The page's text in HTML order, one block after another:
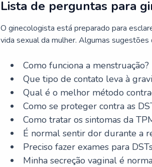
Lista de perguntas para
O ginecologista está preparado para
vida sexual da mulher. Algumas
Como funciona a menstruação?
Que tipo de contato leva à
Qual é o melhor método
Como se proteger contra as
Como tratar os sintomas da
É normal sentir dor durante a
Preciso fazer exames para
Minha secreção vaginal é